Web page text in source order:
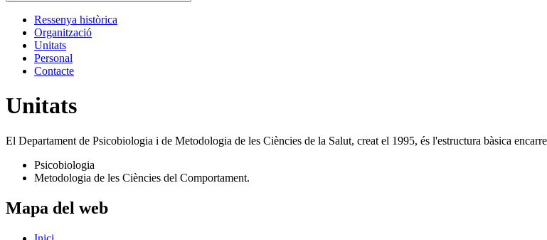
Ressenya històrica
Organització
Unitats
Personal
Contacte
Unitats
El Departament de Psicobiologia i de Metodologia de les Ciències de la Salut, creat el 1995, és l'estructura bàsica
Psicobiologia
Metodologia de les Ciències del Comportament.
Mapa del web